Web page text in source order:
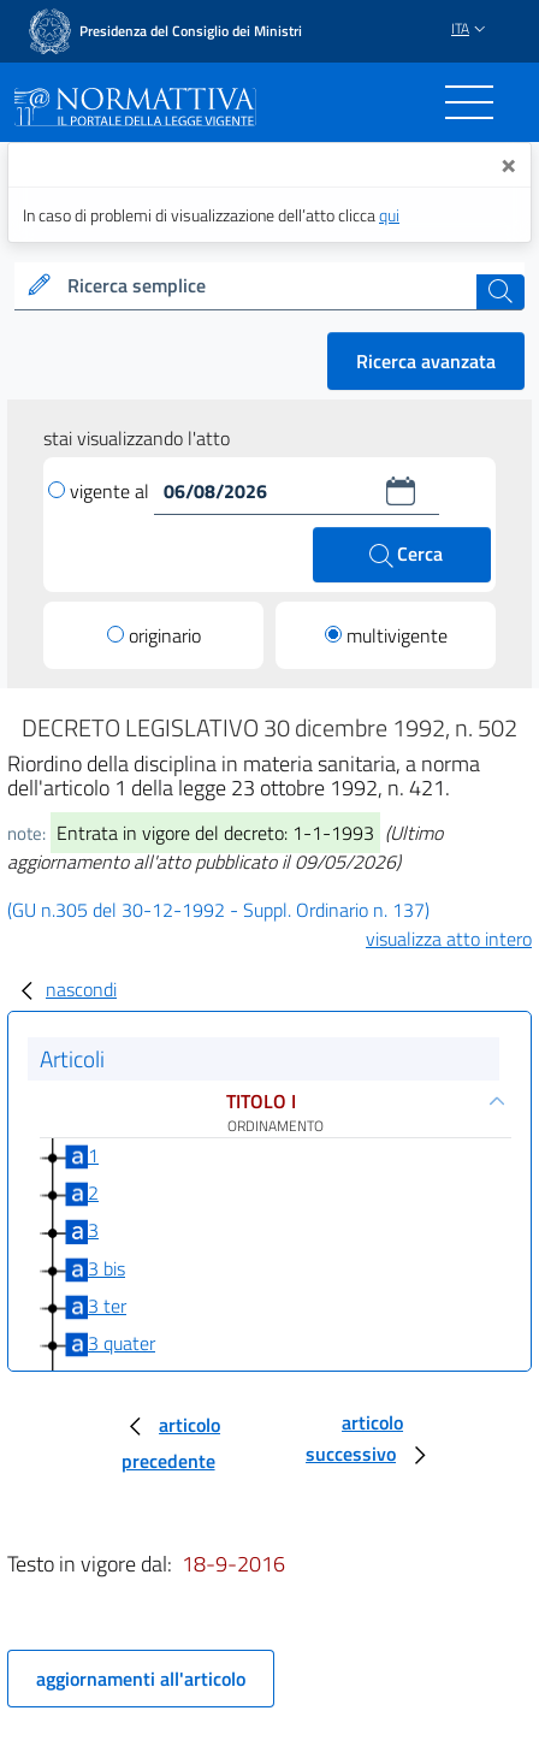
Presidenza del Consiglio dei Ministri ITA
Normattiva - Il portale ×
In caso di problemi di visualizzazione dell’atto cliccaqui
Ricerca semplice cerca
Ricerca avanzata
stai visualizzando l'atto
vigente al
Cerca
originario multivigente
DECRETO LEGISLATIVO 30 dicembre 1992, n. 502
Riordino della disciplina in materia sanitaria, a norma
dell'articolo 1 della legge 23 ottobre 1992, n. 421.
note: Entrata in vigore del decreto: 1-1-1993 (Ultimo
aggiornamento all'atto pubblicato il 09/05/2026)
(GU n.305 del 30-12-1992 - Suppl. Ordinario n. 137)
visualizza atto intero
nascondi
Articoli
TITOLO I
ORDINAMENTO
1
2
3
3 bis
3 ter
3 quater
3 quinquies
3 sexies
3 septies
5
6
6 bis
articolo
precedente
articolo
successivo
Testo in vigore dal: 18-9-2016
aggiornamenti all'articolo